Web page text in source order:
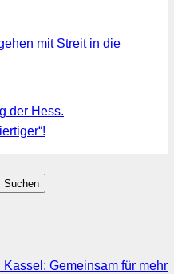
mit Streit in die
der Hess.
Suchen
Gemeinsam für mehr